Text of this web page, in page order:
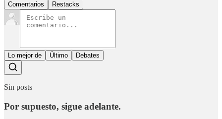
Comentarios Restacks
Lo mejor de Último Debates
Sin posts
Por supuesto, sigue adelante.